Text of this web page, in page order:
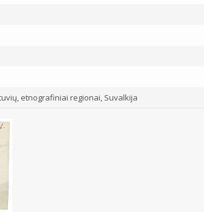
etnografiniai regionai, Suvalkija